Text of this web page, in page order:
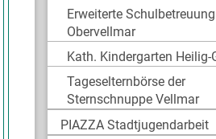
Erweiterte Schulbetreuung
Obervellmar
Kath. Kindergarten Heilig-
Tageselternbörse der
Sternschnuppe Vellmar
PIAZZA Stadtjugendarbeit